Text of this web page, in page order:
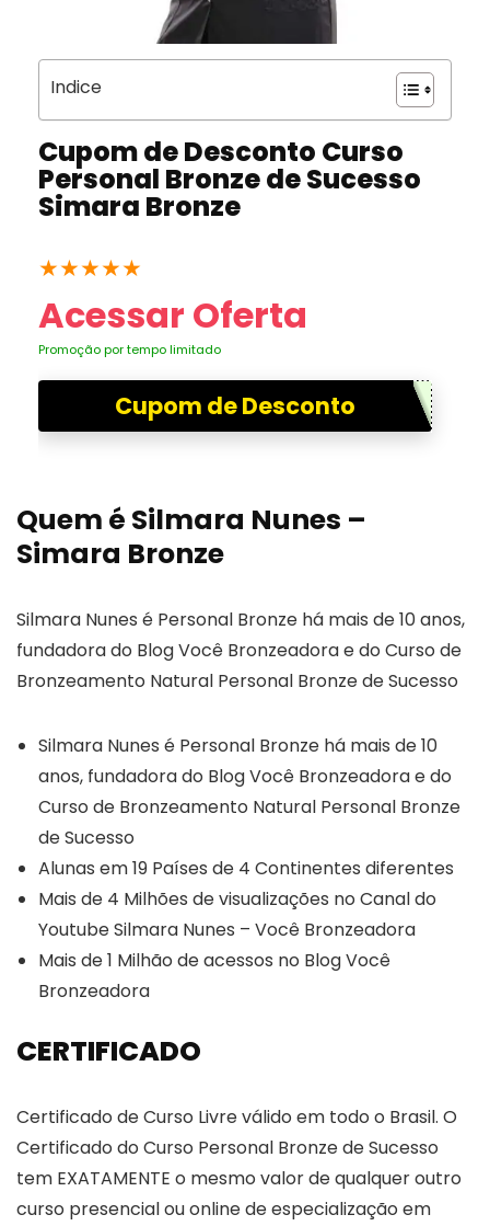
Indice
Cupom de Desconto Curso
Personal Bronze de Sucesso
Simara Bronze
★★★★★
Acessar Oferta
Promoção por tempo limitado
Cupom de Desconto
Quem é Silmara Nunes –
Simara Bronze
Silmara Nunes é Personal Bronze há mais de 10 anos,
fundadora do Blog Você Bronzeadora e do Curso de
Bronzeamento Natural Personal Bronze de Sucesso
Silmara Nunes é Personal Bronze há mais de 10
anos, fundadora do Blog Você Bronzeadora e do
Curso de Bronzeamento Natural Personal Bronze
de Sucesso
Alunas em 19 Países de 4 Continentes diferentes
Mais de 4 Milhões de visualizações no Canal do
Youtube Silmara Nunes – Você Bronzeadora
Mais de 1 Milhão de acessos no Blog Você
Bronzeadora
CERTIFICADO
Certificado de Curso Livre válido em todo o Brasil. O
Certificado do Curso Personal Bronze de Sucesso
tem EXATAMENTE o mesmo valor de qualquer outro
curso presencial ou online de especialização em